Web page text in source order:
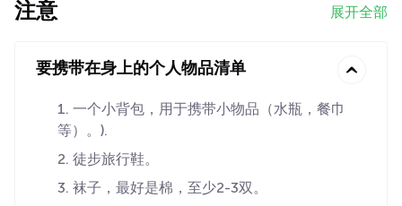
注意 展开全部
要携带在身上的个人物品清单
一个小背包，用于携带小物品（水瓶，餐巾
等）。).
徒步旅行鞋。
袜子，最好是棉，至少2-3双。